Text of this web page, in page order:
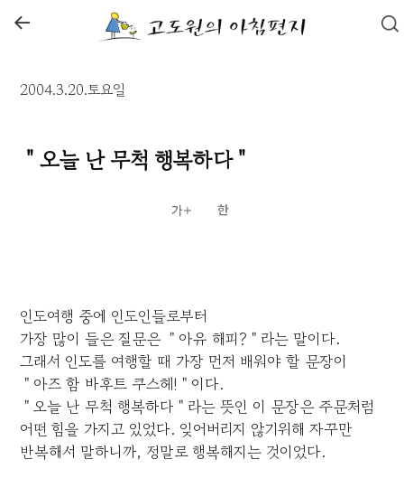
←
2004.3.20.토요일
＂오늘 난 무척 행복하다＂
인도여행 중에 인도인들로부터
가장 많이 들은 질문은 ＂아유 해피?＂라는 말이다.
그래서 인도를 여행할 때 가장 먼저 배워야 할 문장이
＂아즈 함 바후트 쿠스헤!＂이다.
＂오늘 난 무척 행복하다＂라는 뜻인 이 문장은 주문처럼
어떤 힘을 가지고 있었다. 잊어버리지 않기위해 자꾸만
반복해서 말하니까, 정말로 행복해지는 것이었다.